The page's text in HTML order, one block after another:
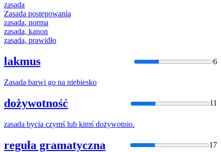
zasada
Zasada postępowania
zasada, norma
zasada, kanon
zasada, prawidło
lakmus 6
Zasada barwi go na niebiesko
dożywotność 11
zasada bycia czymś lub kimś dożywotnio.
reguła gramatyczna 17